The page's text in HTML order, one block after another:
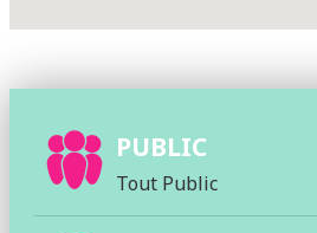
PUBLIC
Tout Public